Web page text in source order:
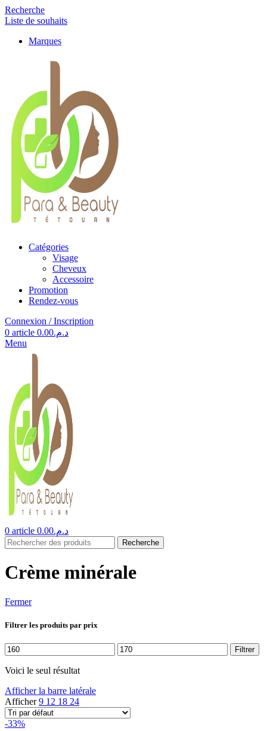
Recherche
Liste de souhaits
Marques
Catégories
Visage
Cheveux
Accessoire
Promotion
Rendez-vous
Connexion / Inscription
0 article د.م.0.00
Menu
0 article د.م.0.00
Recherche
Crème minérale
Fermer
Filtrer les produits par prix
Prix
min
Prix
max
Filtrer
Voici le seul résultat
Afficher la barre latérale
Afficher9 12 18 24
-33%